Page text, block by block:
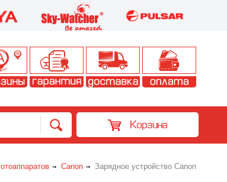
Корзина
Canon
Зарядное устройство Canon